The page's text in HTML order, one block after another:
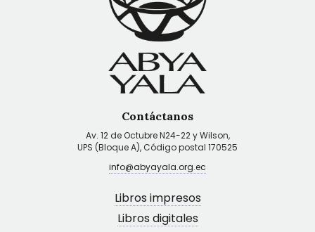
Contáctanos
Av. 12 de Octubre N24-22 y Wilson,
UPS (Bloque A), Código postal 170525
info@abyayala.org.ec
Libros impresos
Libros digitales